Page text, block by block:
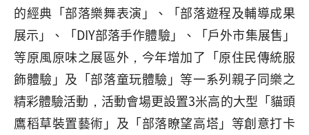
的經典「部落樂舞表演」、「部落遊程及輔導成果
展示」、「DIY部落手作體驗」、「戶外市集展售」
等原風原味之展區外，今年增加了「原住民傳統服
飾體驗」及「部落童玩體驗」等一系列親子同樂之
精彩體驗活動，活動會場更設置3米高的大型「貓頭
鷹稻草裝置藝術」及「部落瞭望高塔」等創意打卡